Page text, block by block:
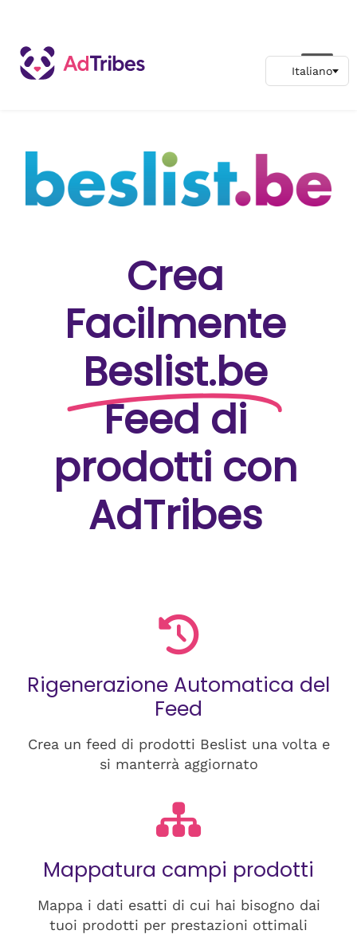
Crea
Facilmente
Beslist.be
Feed di
prodotti con
AdTribes
Rigenerazione Automatica del
Feed
Crea un feed di prodotti Beslist una volta e
si manterrà aggiornato
Mappatura campi prodotti
Mappa i dati esatti di cui hai bisogno dai
tuoi prodotti per prestazioni ottimali